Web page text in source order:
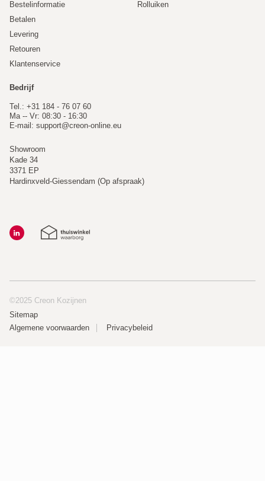
Bestelinformatie
Betalen
Levering
Retouren
Klantenservice
Rolluiken
Bedrijf
Tel.: +31 184 - 76 07 60
Ma -- Vr: 08:30 - 16:30
E-mail: support@creon-online.eu
Showroom
Kade 34
3371 EP
Hardinxveld-Giessendam (Op afspraak)
©2025 Creon Kozijnen
Sitemap
Algemene voorwaarden
Privacybeleid